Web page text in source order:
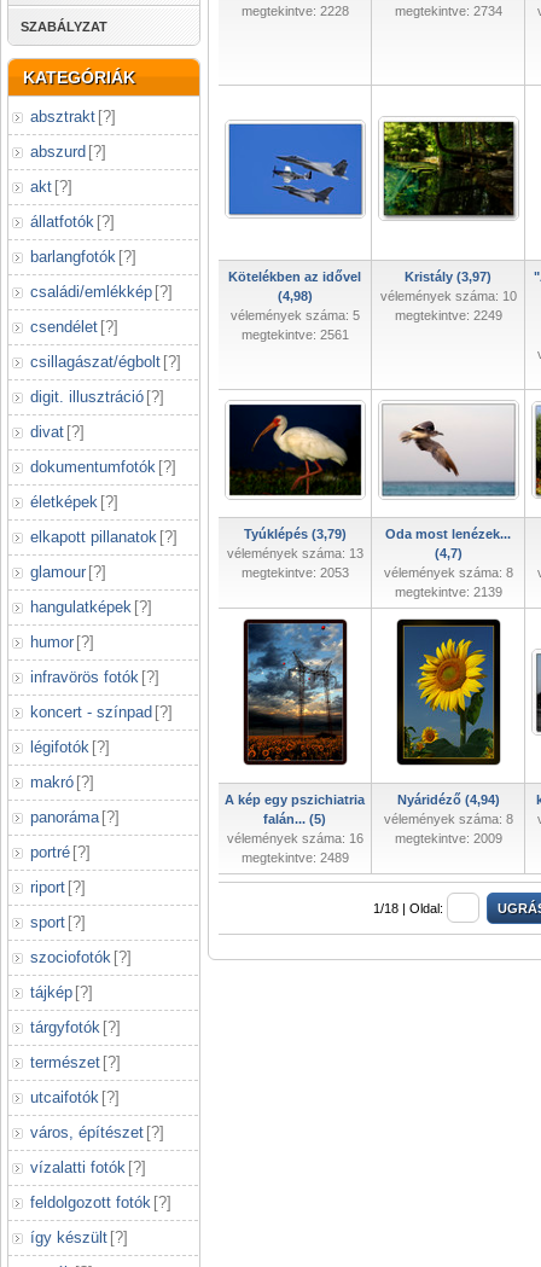
SZABÁLYZAT
KATEGÓRIÁK
absztrakt [?]
abszurd [?]
akt [?]
állatfotók [?]
barlangfotók [?]
családi/emlékkép [?]
csendélet [?]
csillagászat/égbolt [?]
digit. illusztráció [?]
divat [?]
dokumentumfotók [?]
életképek [?]
elkapott pillanatok [?]
glamour [?]
hangulatképek [?]
humor [?]
infravörös fotók [?]
koncert - színpad [?]
légifotók [?]
makró [?]
panoráma [?]
portré [?]
riport [?]
sport [?]
szociofotók [?]
tájkép [?]
tárgyfotók [?]
természet [?]
utcaifotók [?]
város, építészet [?]
vízalatti fotók [?]
feldolgozott fotók [?]
így készült [?]
megtekintve: 2228
megtekintve: 2734
Kötelékben az idővel
(4,98)
vélemények száma: 5
megtekintve: 2561
Kristály (3,97)
vélemények száma: 10
megtekintve: 2249
Tyúklépés (3,79)
vélemények száma: 13
megtekintve: 2053
Oda most lenézek...
(4,7)
vélemények száma: 8
megtekintve: 2139
A kép egy pszichiatria
falán... (5)
vélemények száma: 16
megtekintve: 2489
Nyáridéző (4,94)
vélemények száma: 8
megtekintve: 2009
1/18 | Oldal: